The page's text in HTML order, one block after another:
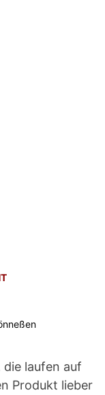
die laufen auf
Produkt lieber